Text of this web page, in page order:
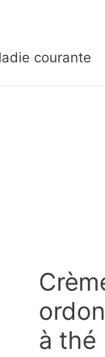
courante
à thé